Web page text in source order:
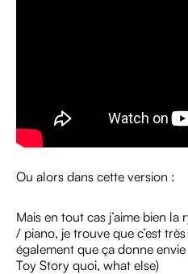
Ou alors dans cette version :
Mais en tout cas j’aime bien
/ piano, je trouve que c’est
également que ça donne envie
Toy Story quoi, what else)